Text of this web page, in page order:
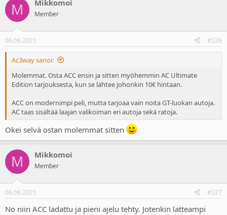
c
i
s
:
M Mikkomoi
Member
06.06.2021 #226
Ac3way sanoi:
Molemmat. Osta ACC ensin ja sitten myöhemmin AC Ultimate
Edition tarjouksesta, kun se lähtee johonkin 10€ hintaan.
ACC on modernimpi peli, mutta tarjoaa vain noita GT-luokan autoja.
AC taas sisältää laajan valikoiman eri autoja sekä ratoja.
Okei selvä ostan molemmat sitten
M Mikkomoi
Member
06.06.2021 #227
No niin ACC ladattu ja pieni ajelu tehty. Jotenkin latteampi